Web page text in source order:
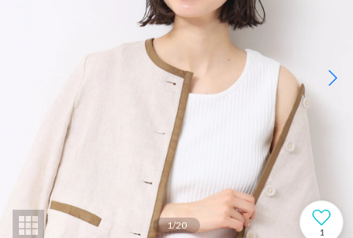
1/20
1